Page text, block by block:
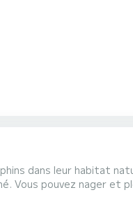
bain de soleil,
bain de soleil et en